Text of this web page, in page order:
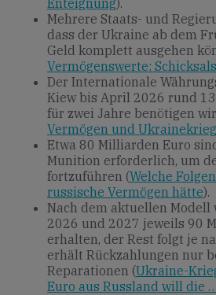
Enteignung).
Mehrere Staats- und
dass der Ukraine ab dem
Geld komplett ausgehen
Vermögenswerte:
Der Internationale
Kiew bis April 2026 rund
für zwei Jahre benötigen
Vermögen und
Etwa 80 Milliarden Euro
Munition erforderlich, um
fortzuführen (Welche
russische Vermögen hätte).
Nach dem aktuellen Modell
2026 und 2027 jeweils 90
erhalten, der Rest folgt je
erhält Rückzahlungen nur
Reparationen (Ukraine-
Euro aus Russland will die